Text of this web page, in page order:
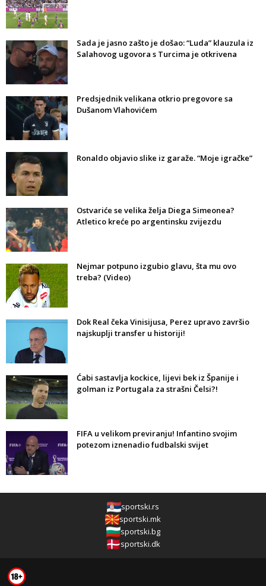
Sada je jasno zašto je došao: “Luda” klauzula iz
Salahovog ugovora s Turcima je otkrivena
Predsjednik velikana otkrio pregovore sa
Dušanom Vlahovićem
Ronaldo objavio slike iz garaže. “Moje igračke”
Ostvariće se velika želja Diega Simeonea?
Atletico kreće po argentinsku zvijezdu
Nejmar potpuno izgubio glavu, šta mu ovo
treba? (Video)
Dok Real čeka Vinisijusa, Perez upravo završio
najskuplji transfer u historiji!
Ćabi sastavlja kockice, lijevi bek iz Španije i
golman iz Portugala za strašni Čelsi?!
FIFA u velikom previranju! Infantino svojim
potezom iznenadio fudbalski svijet
sportski.rs
sportski.mk
sportski.bg
sportski.dk